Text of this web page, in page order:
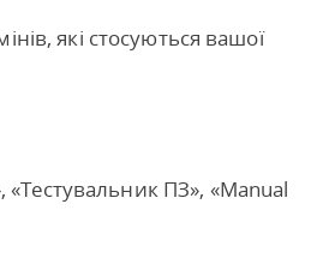
які стосуються вашої
«Тестувальник ПЗ», «Manual